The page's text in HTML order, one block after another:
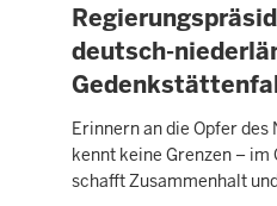
PRESSEMITTEILUNG
deutsch-
Erinnern an die Opfer
kennt keine Grenzen – im
schafft Zusammenhalt